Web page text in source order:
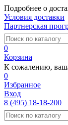
Подробнее о
Условия доставки
Партнерская
0
Корзина
К сожалению,
0
Избранное
Вход
8 (495) 18-18-200